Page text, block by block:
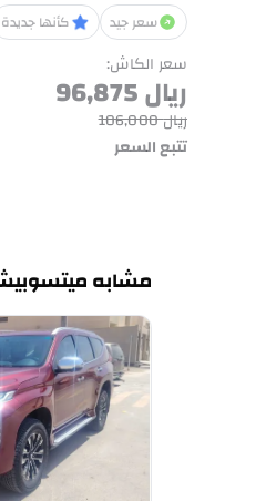
سعر جيد كأنها جديدة
سعر الكاش:
ريال96,875
ريال106,000
تتبع السعر
مشابه